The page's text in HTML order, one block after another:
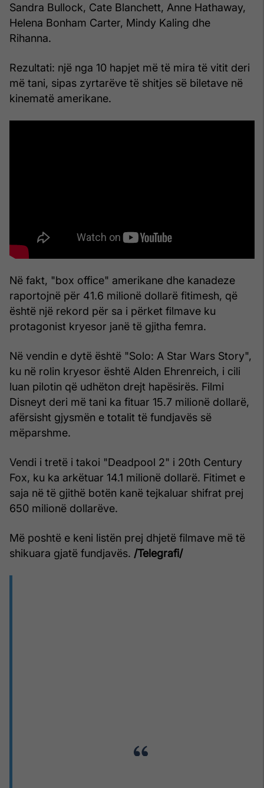
Sandra Bullock, Cate Blanchett, Anne Hathaway,
Helena Bonham Carter, Mindy Kaling dhe
Rihanna.
Rezultati: një nga 10 hapjet më të mira të vitit deri
më tani, sipas zyrtarëve të shitjes së biletave në
kinematë amerikane.
Në fakt, "box office" amerikane dhe kanadeze
raportojnë për 41.6 milionë dollarë fitimesh, që
është një rekord për sa i përket filmave ku
protagonist kryesor janë të gjitha femra.
Në vendin e dytë është "Solo: A Star Wars Story",
ku në rolin kryesor është Alden Ehrenreich, i cili
luan pilotin që udhëton drejt hapësirës. Filmi
Disneyt deri më tani ka fituar 15.7 milionë dollarë,
afërsisht gjysmën e totalit të fundjavës së
mëparshme.
Vendi i tretë i takoi "Deadpool 2" i 20th Century
Fox, ku ka arkëtuar 14.1 milionë dollarë. Fitimet e
saja në të gjithë botën kanë tejkaluar shifrat prej
650 milionë dollarëve.
Më poshtë e keni listën prej dhjetë filmave më të
shikuara gjatë fundjavës. /Telegrafi/